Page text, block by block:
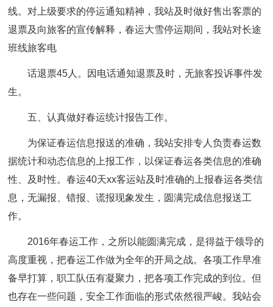
线。对上级要求的停运通知精神，我站及时做好售出客票的
退票及向旅客的宣传解释，春运大雪停运期间，我站对长途
班线旅客电
话退票45人。因电话通知退票及时，无旅客投诉事件发
生。
五、认真做好春运统计报告工作。
为保证春运信息报送的准确，我站安排专人负责春运数
据统计和动态信息的上报工作，以保证春运各类信息的准确
性、及时性。春运40天xx客运站及时准确的上报春运各类信
息，无漏报、错报、谎报现象发生，圆满完成信息报送工
作。
2016年春运工作，之所以能圆满完成，是得益于领导的
高度重视，把春运工作做为全年的开局之战。各项工作早准
备早打算，职工队伍有凝聚力，把各项工作完成的到位。但
也存在一些问题，安全工作面临的形式依然很严峻。我站会